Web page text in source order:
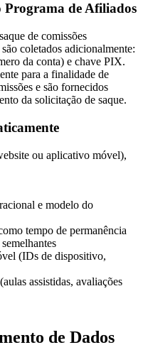
Programa de Afiliados
de comissões
coletados adicionalmente:
da conta) e chave PIX.
para a finalidade de
e são fornecidos
da solicitação de saque.
ou aplicativo móvel),
e modelo do
tempo de permanência
(IDs de dispositivo,
assistidas, avaliações
de Dados